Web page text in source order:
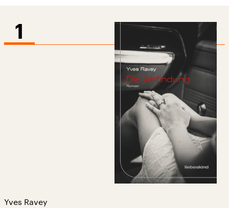
1
Yves Ravey